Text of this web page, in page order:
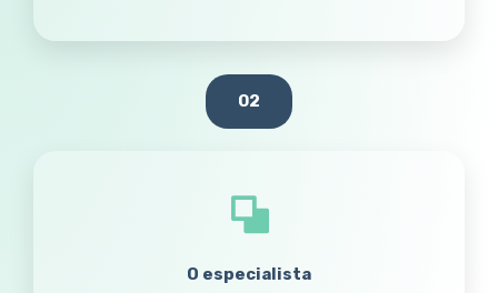
02
O especialista